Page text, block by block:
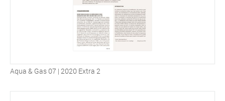
Aqua & Gas 07 | 2020 Extra 2